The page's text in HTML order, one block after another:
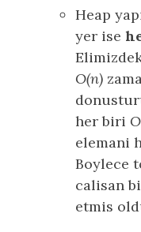
Heap
yer ise
O(n)
her biri
elemani
Boylece
calisan
etmis